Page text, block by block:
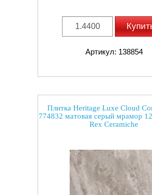
Артикул: 138854
Плитка Heritage Luxe Cloud
774832 матовая серый мрамор
Rex Ceramiche